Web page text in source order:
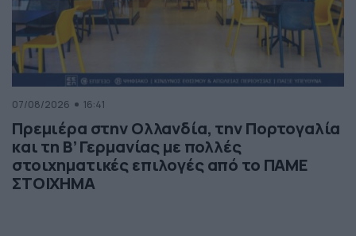
07/08/2026 16:41
Πρεμιέρα στην Ολλανδία, την Πορτογαλία
και τη Β’ Γερμανίας με πολλές
στοιχηματικές επιλογές από το ΠΑΜΕ
ΣΤΟΙΧΗΜΑ